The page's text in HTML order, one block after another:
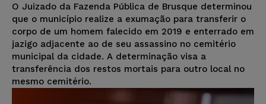
O Juizado da Fazenda Pública de Brusque determinou
que o município realize a exumação para transferir o
corpo de um homem falecido em 2019 e enterrado em
jazigo adjacente ao de seu assassino no cemitério
municipal da cidade. A determinação visa a
transferência dos restos mortais para outro local no
mesmo cemitério.